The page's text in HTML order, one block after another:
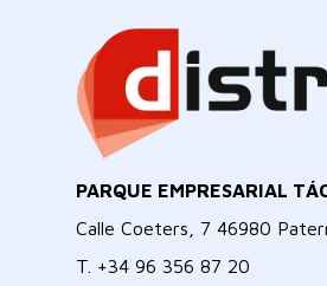
PARQUE EMPRESARIAL
Calle Coeters, 7 46980
T. +34 96 356 87 20